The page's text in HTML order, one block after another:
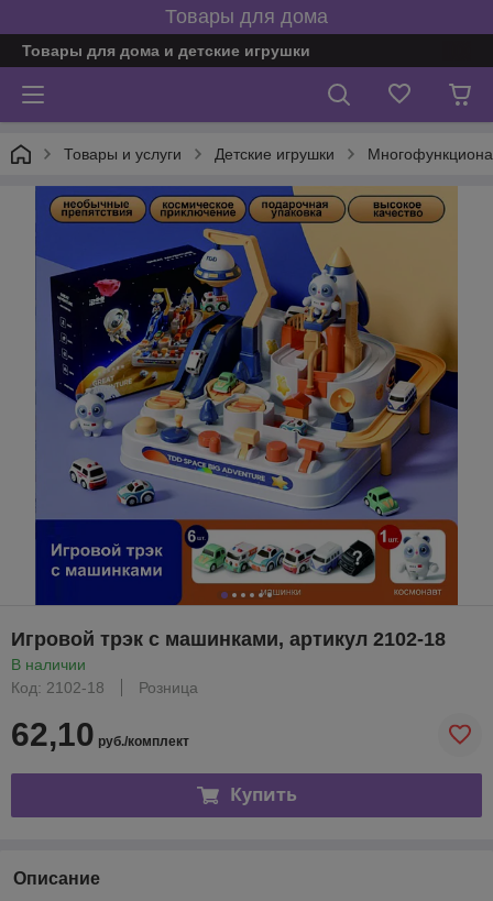
Товары для дома
Товары для дома и детские игрушки
Товары и услуги Детские игрушки
Игровой трэк с машинками, артикул 2102-18
В наличии
Код: 2102-18
Розница
62,10 руб./комплект
Купить
Описание